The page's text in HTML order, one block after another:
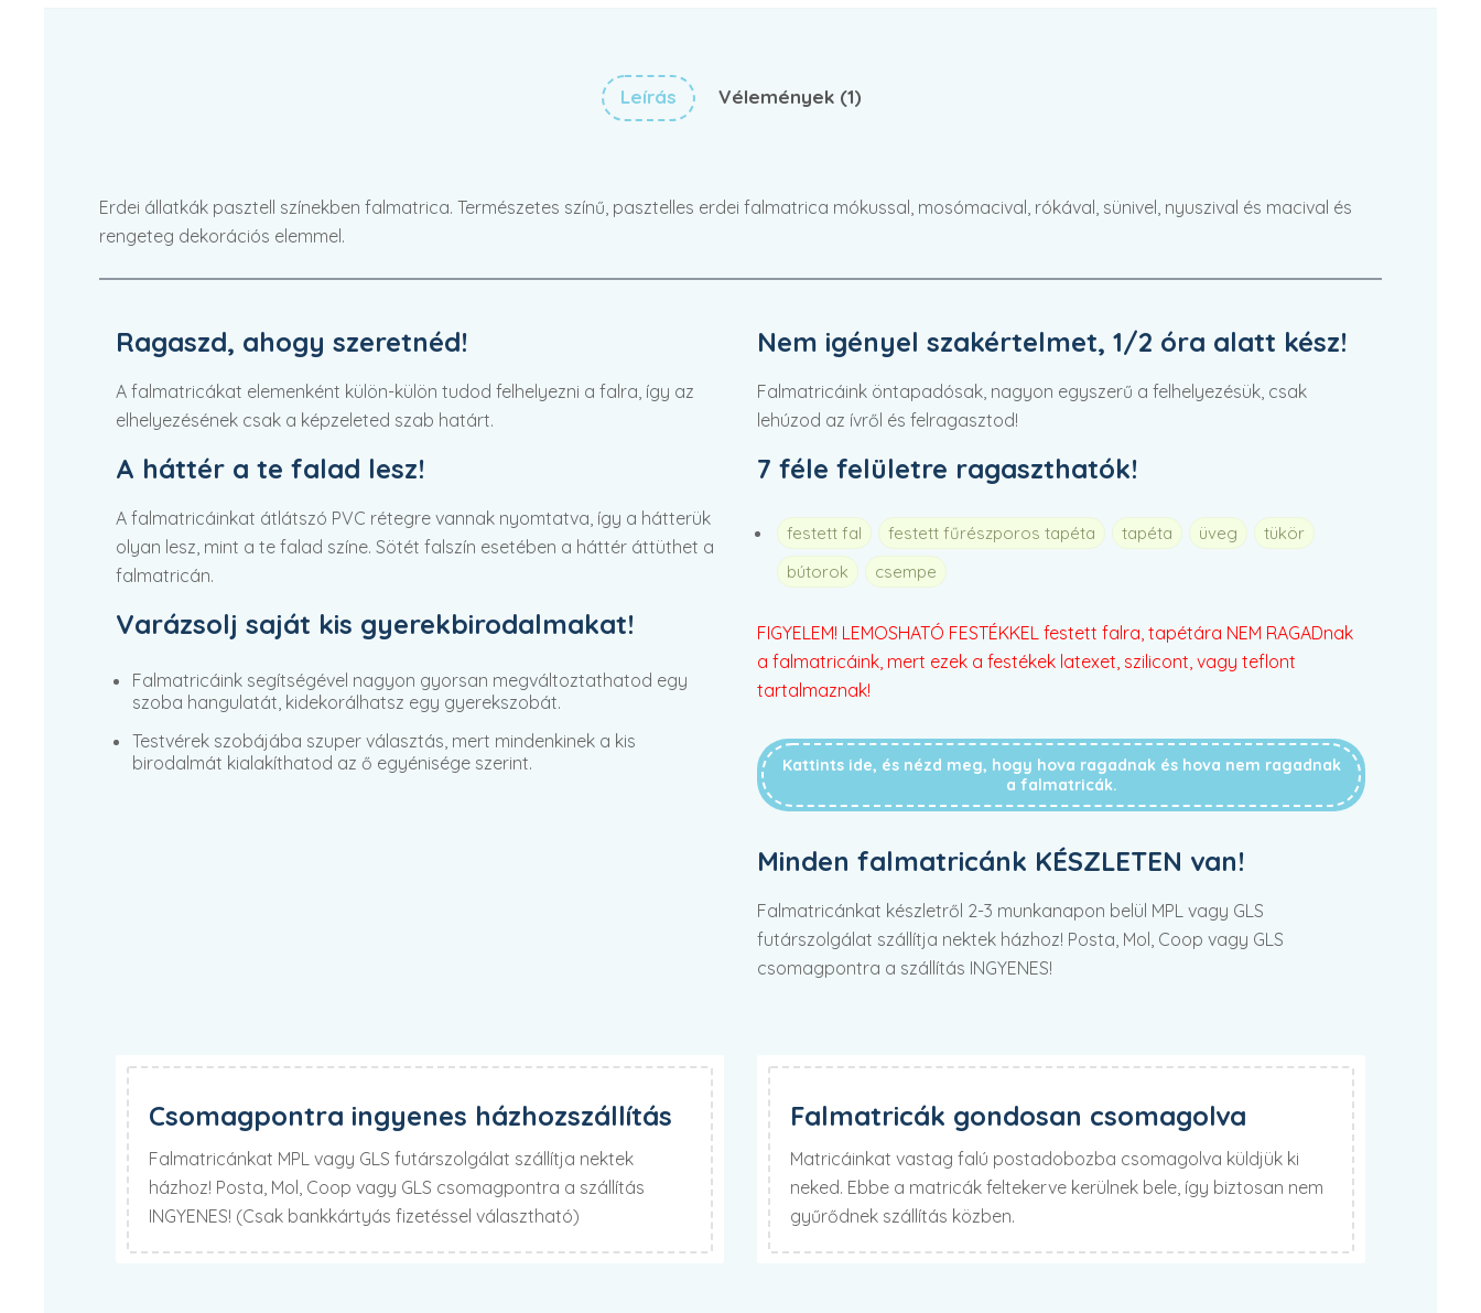
Leírás Vélemények (1)
Erdei állatkák pasztell színekben falmatrica. Természetes színű, pasztelles erdei falmatrica mókussal, mosómacival, rókával, sünivel, nyuszival és macival és
rengeteg dekorációs elemmel.
Ragaszd, ahogy szeretnéd!
A falmatricákat elemenként külön-külön tudod felhelyezni a falra, így az
elhelyezésének csak a képzeleted szab határt.
A háttér a te falad lesz!
A falmatricáinkat átlátszó PVC rétegre vannak nyomtatva, így a hátterük
olyan lesz, mint a te falad színe. Sötét falszín esetében a háttér áttüthet a
falmatricán.
Varázsolj saját kis gyerekbirodalmakat!
Falmatricáink segítségével nagyon gyorsan megváltoztathatod egy
szoba hangulatát, kidekorálhatsz egy gyerekszobát.
Testvérek szobájába szuper választás, mert mindenkinek a kis
birodalmát kialakíthatod az ő egyénisége szerint.
Nem igényel szakértelmet, 1/2 óra alatt kész!
Falmatricáink öntapadósak, nagyon egyszerű a felhelyezésük, csak
lehúzod az ívről és felragasztod!
7 féle felületre ragaszthatók!
festett fal festett fűrészporos tapéta tapéta üveg
tükör
bútorok
csempe
FIGYELEM! LEMOSHATÓ FESTÉKKEL festett falra, tapétára NEM RAGADnak
a falmatricáink, mert ezek a festékek latexet, szilicont, vagy teflont
tartalmaznak!
Kattints ide, és nézd meg, hogy hova ragadnak és hova nem ragadnak
a falmatricák.
Minden falmatricánk KÉSZLETEN van!
Falmatricánkat készletről 2-3 munkanapon belül MPL vagy GLS
futárszolgálat szállítja nektek házhoz! Posta, Mol, Coop vagy GLS
csomagpontra a szállítás INGYENES!
Csomagpontra ingyenes házhozszállítás
Falmatricánkat MPL vagy GLS futárszolgálat szállítja nektek
házhoz! Posta, Mol, Coop vagy GLS csomagpontra a szállítás
INGYENES! (Csak bankkártyás fizetéssel választható)
Falmatricák gondosan csomagolva
Matricáinkat vastag falú postadobozba csomagolva küldjük ki
neked. Ebbe a matricák feltekerve kerülnek bele, így biztosan nem
gyűrődnek szállítás közben.